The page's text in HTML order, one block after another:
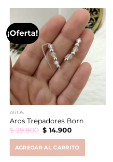
¡Oferta!
AROS
Aros Trepadores Born
$29.900 Original
price
$ 29.900.
$14.900Current
$ 14.900.
AGREGAR AL CARRITO